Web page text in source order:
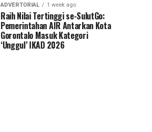
ADVERTORIAL 1 week ago
Raih Nilai Tertinggi se-SulutGo:
Pemerintahan AIR Antarkan Kota
Gorontalo Masuk Kategori
‘Unggul’ IKAD 2026